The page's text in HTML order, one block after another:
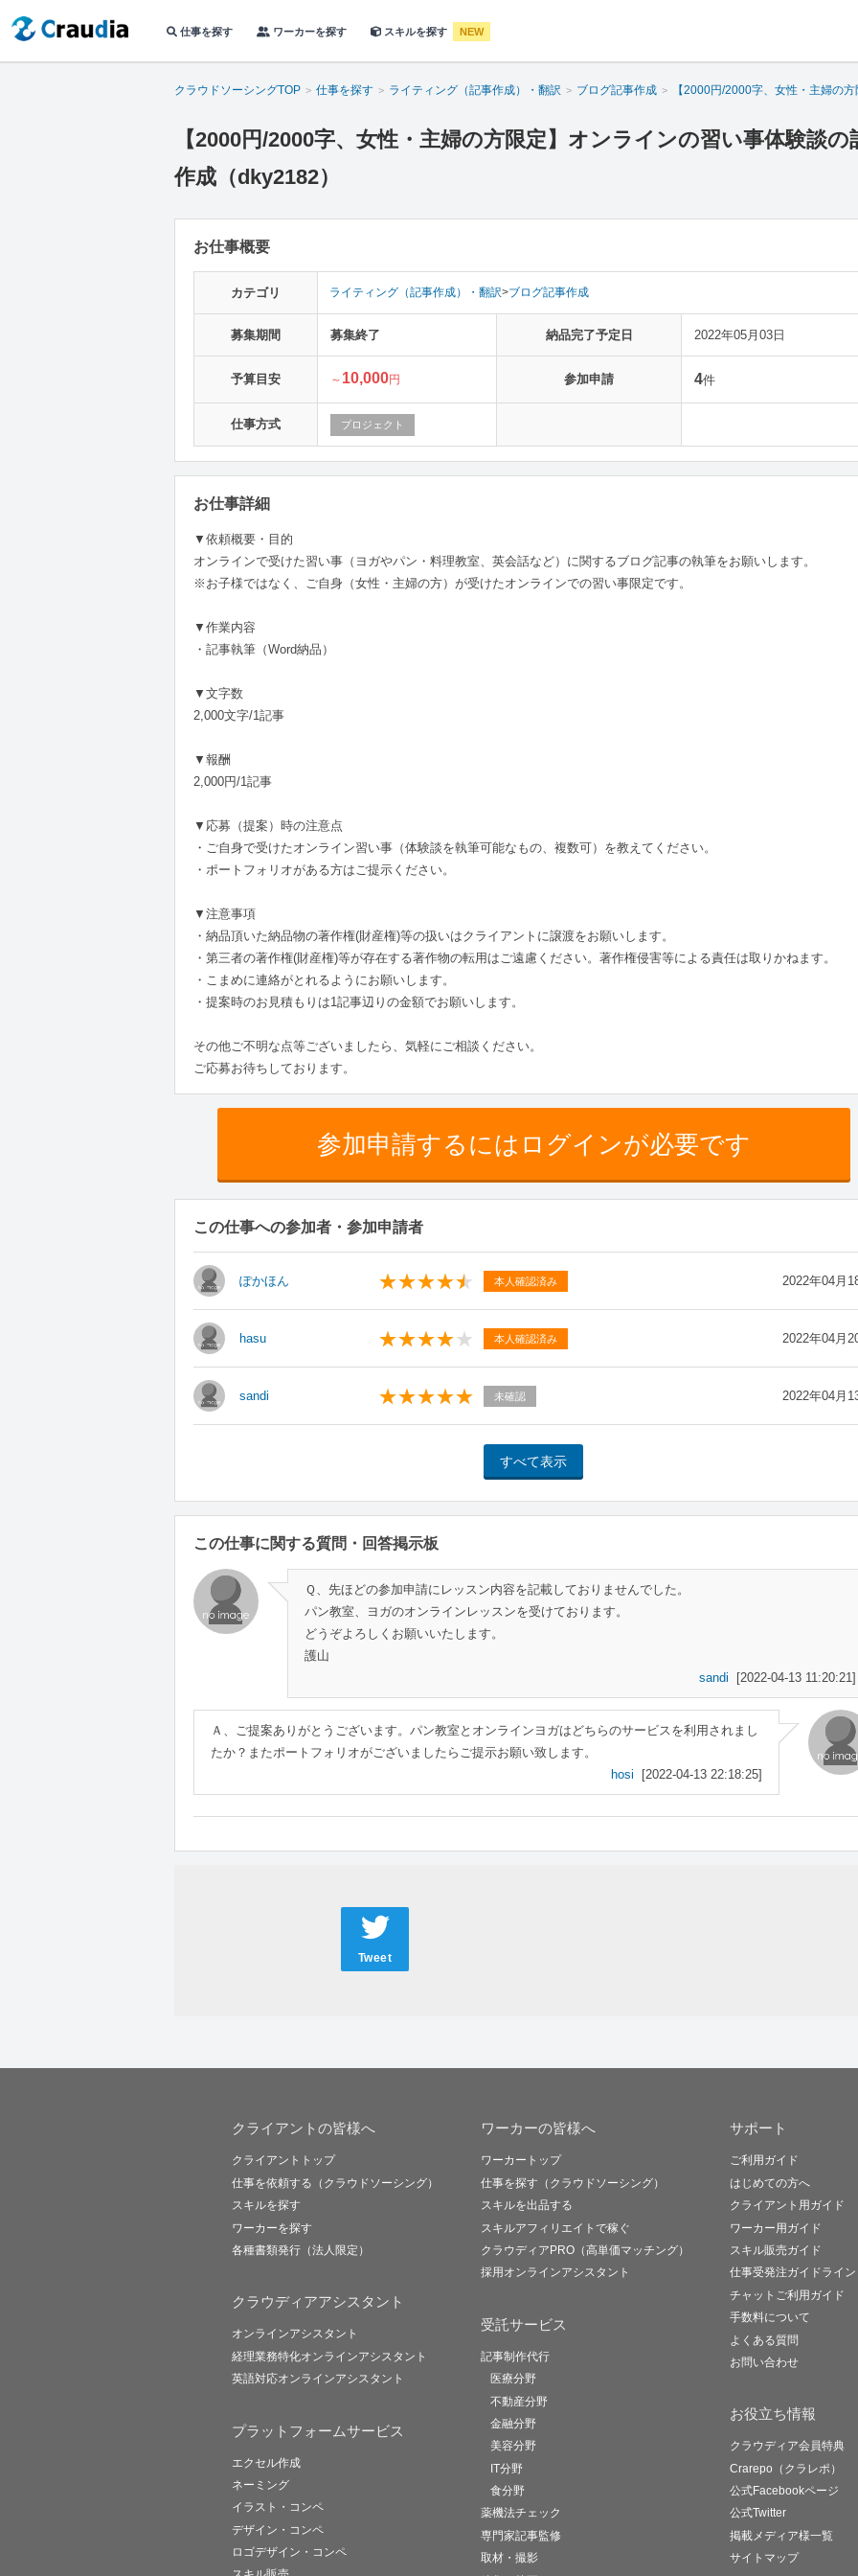
仕事を探す ワーカーを探す スキルを探す NEW
クラウドソーシングTOP 仕事を探す ライティング（記事作成）・翻訳 ブログ記事作成 【2000円/2000字、女性・主婦の
【2000円/2000字、女性・主婦の方限定】オンラインの習い事体験談の
作成（dky2182）
お仕事概要
カテゴリ ライティング（記事作成）・翻訳>ブログ記事作成
募集期間 募集終了 納品完了予定日 2022年05月03日
予算目安 ～ 10,000円 参加申請 4件
仕事方式 プロジェクト
お仕事詳細
▼依頼概要・目的
オンラインで受けた習い事（ヨガやパン・料理教室、英会話など）に関するブログ記事の執筆をお願いします。
※お子様ではなく、ご自身（女性・主婦の方）が受けたオンラインでの習い事限定です。
▼作業内容
・記事執筆（Word納品）
▼文字数
2,000文字/1記事
▼報酬
2,000円/1記事
▼応募（提案）時の注意点
・ご自身で受けたオンライン習い事（体験談を執筆可能なもの、複数可）を教えてください。
・ポートフォリオがある方はご提示ください。
▼注意事項
・納品頂いた納品物の著作権(財産権)等の扱いはクライアントに譲渡をお願いします。
・第三者の著作権(財産権)等が存在する著作物の転用はご遠慮ください。著作権侵害等による責任は取りかねます。
・こまめに連絡がとれるようにお願いします。
・提案時のお見積もりは1記事辺りの金額でお願いします。
その他ご不明な点等ございましたら、気軽にご相談ください。
ご応募お待ちしております。
参加申請するにはログインが必要です
この仕事への参加者・参加申請者
ぽかほん 本人確認済み 2022年04月
hasu 本人確認済み 2022年04月
sandi 未確認 2022年04月
この仕事に関する質問・回答掲示板
Ｑ、先ほどの参加申請にレッスン内容を記載しておりませんでした。
パン教室、ヨガのオンラインレッスンを受けております。
どうぞよろしくお願いいたします。
護山
sandi
[2022-04-13 11:20:21]
Ａ、ご提案ありがとうございます。パン教室とオンラインヨガはどちらのサービスを利用されまし
たか？またポートフォリオがございましたらご提示お願い致します。
hosi
[2022-04-13 22:18:25]
Tweet
クライアントの皆様へ
クライアントトップ
仕事を依頼する（クラウドソーシング）
スキルを探す
ワーカーを探す
各種書類発行（法人限定）
クラウディアアシスタント
オンラインアシスタント
経理業務特化オンラインアシスタント
英語対応オンラインアシスタント
プラットフォームサービス
エクセル作成
ネーミング
イラスト・コンペ
デザイン・コンペ
ロゴデザイン・コンペ
ワーカーの皆様へ
ワーカートップ
仕事を探す（クラウドソーシング）
スキルを出品する
スキルアフィリエイトで稼ぐ
クラウディアPRO（高単価マッチング）
採用オンラインアシスタント
受託サービス
記事制作代行
医療分野
不動産分野
金融分野
美容分野
IT分野
食分野
薬機法チェック
専門家記事監修
取材・撮影
サポート
ご利用ガイド
はじめての方へ
クライアント用ガイド
ワーカー用ガイド
スキル販売ガイド
仕事受発注ガイドライン
チャットご利用ガイド
手数料について
よくある質問
お問い合わせ
お役立ち情報
クラウディア会員特典
Crarepo（クラレポ）
公式Facebookページ
公式Twitter
掲載メディア様一覧
サイトマップ